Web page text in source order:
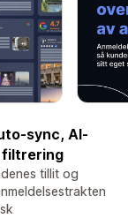
sync, AI-
filtrering
tillit og